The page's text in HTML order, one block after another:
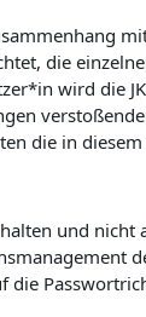
die
wird die
die in
und